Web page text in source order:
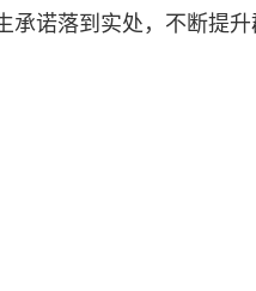
诺落到实处，不断提升